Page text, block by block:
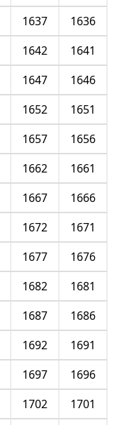
1636
1637
1641
1642
1646
1647
1651
1652
1656
1657
1661
1662
1666
1667
1671
1672
1676
1677
1681
1682
1686
1687
1691
1692
1696
1697
1701
1702